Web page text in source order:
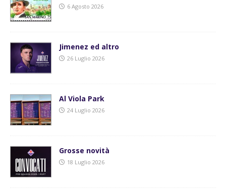
6 Agosto 2026
Jimenez ed altro
26 Luglio 2026
Al Viola Park
24 Luglio 2026
Grosse novità
18 Luglio 2026